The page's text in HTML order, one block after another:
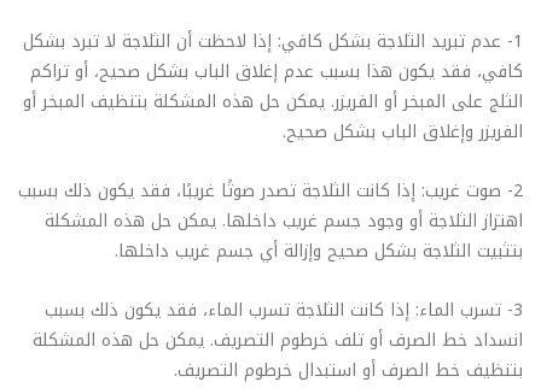
1- عدم تبريد الثلاجة بشكل كافي: إذا لاحظت أن الثلاجة لا تبرد بشكل
كافي، فقد يكون هذا بسبب عدم إغلاق الباب بشكل صحيح، أو تراكم
الثلج على المبخر أو الفريزر. يمكن حل هذه المشكلة بتنظيف المبخر أو
الفريزر وإغلاق الباب بشكل صحيح.
2- صوت غريب: إذا كانت الثلاجة تصدر صوتًا غريبًا، فقد يكون ذلك بسبب
اهتزاز الثلاجة أو وجود جسم غريب داخلها. يمكن حل هذه المشكلة
بتثبيت الثلاجة بشكل صحيح وإزالة أي جسم غريب داخلها.
3- تسرب الماء: إذا كانت الثلاجة تسرب الماء، فقد يكون ذلك بسبب
انسداد خط الصرف أو تلف خرطوم التصريف. يمكن حل هذه المشكلة
بتنظيف خط الصرف أو استبدال خرطوم التصريف.